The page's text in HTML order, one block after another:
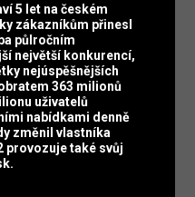
5 let na českém
zákazníkům přinesl
půlročním
největší konkurencí,
nejúspěšnějších
363 milionů
uživatelů
nabídkami denně
změnil vlastníka
provozuje také svůj